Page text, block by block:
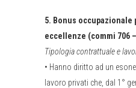
5. Bonus occupazionale
eccellenze (commi 706
Tipologia contrattuale e
• Hanno diritto ad un
lavoro privati che, dal 1°